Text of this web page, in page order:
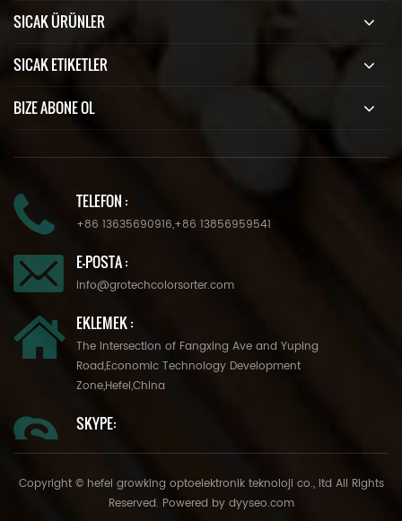
SICAK ÜRÜNLER
SICAK ETIKETLER
BIZE ABONE OL
TELEFON :
+86 13635690916,+86 13856959541
E-POSTA :
info@grotechcolorsorter.com
EKLEMEK :
The Intersection of Fangxing Ave and Yuping
Road,Economic Technology Development
Zone,Hefei,China
SKYPE:
Copyright © hefei growking optoelektronik teknoloji co., ltd All Rights
Reserved. Powered by dyyseo.com